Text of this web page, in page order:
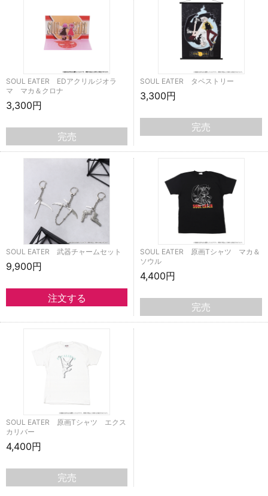
SOUL EATER EDアクリルジオラ
マ マカ＆クロナ
3,300円
完売
SOUL EATER タペストリー
3,300円
完売
SOUL EATER 武器チャームセット
9,900円
SOUL EATER 原画Tシャツ マカ＆
ソウル
4,400円
完売
SOUL EATER 原画Tシャツ エクス
カリバー
4,400円
完売